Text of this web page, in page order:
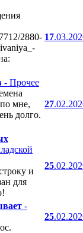
2880- 17
- Прочее
мне,
долго.
27
и
для
25
-
25